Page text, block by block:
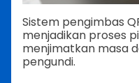
Sistem pengimbas
menjadikan proses
menjimatkan masa
pengundi.